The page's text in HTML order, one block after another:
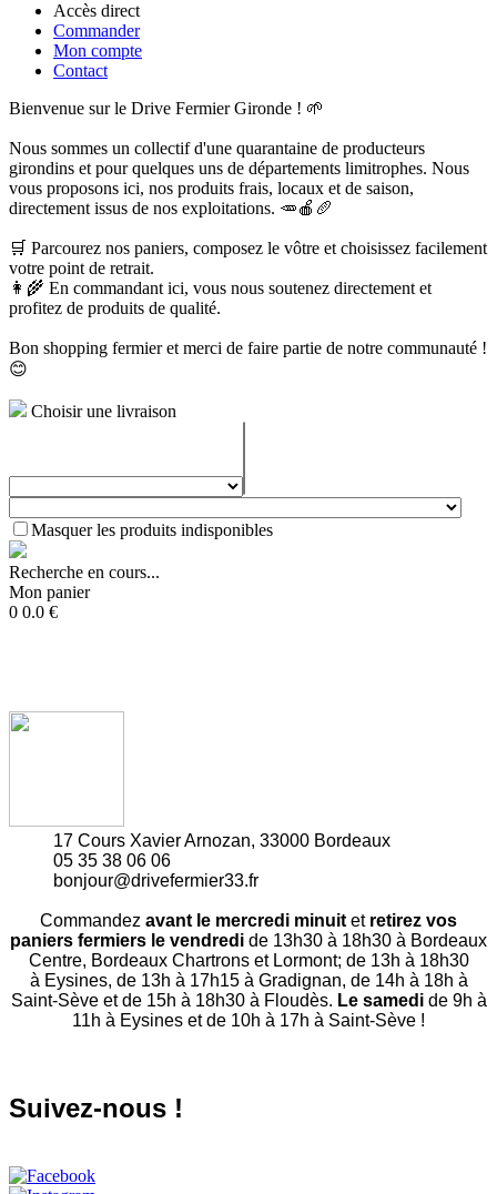
Accès direct
Commander
Mon compte
Contact
Bienvenue sur le Drive Fermier Gironde ! 🌱
Nous sommes un collectif d'une quarantaine de producteurs
girondins et pour quelques uns de départements limitrophes. Nous
vous proposons ici, nos produits frais, locaux et de saison,
directement issus de nos exploitations. 🥕🍎🥖
🛒 Parcourez nos paniers, composez le vôtre et choisissez facilement
votre point de retrait.
👩‍🌾 En commandant ici, vous nous soutenez directement et
profitez de produits de qualité.
Bon shopping fermier et merci de faire partie de notre communauté !
😊
Choisir une livraison
Masquer les produits indisponibles
Recherche en cours...
Mon panier
0 0.0 €
17 Cours Xavier Arnozan, 33000 Bordeaux
05 35 38 06 06
bonjour@drivefermier33.fr
Commandez avant le mercredi minuit et retirez vos
paniers fermiers le vendredi de 13h30 à 18h30 à Bordeaux
Centre, Bordeaux Chartrons et Lormont; de 13h à 18h30
à Eysines, de 13h à 17h15 à Gradignan, de 14h à 18h à
Saint-Sève et de 15h à 18h30 à Floudès. Le samedi de 9h à
11h à Eysines et de 10h à 17h à Saint-Sève !
Suivez-nous !